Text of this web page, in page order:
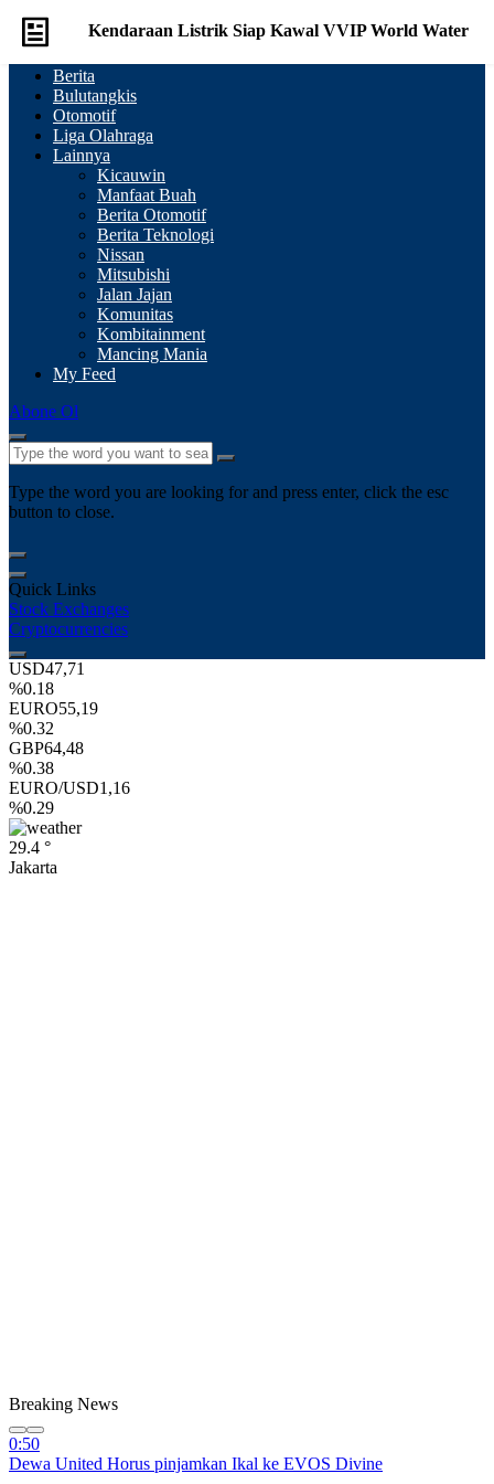
Berita
Bulutangkis
Otomotif
Liga Olahraga
Lainnya
Kicauwin
Manfaat Buah
Berita Otomotif
Berita Teknologi
Nissan
Mitsubishi
Jalan Jajan
Komunitas
Kombitainment
Mancing Mania
My Feed
Abone Ol
Type the word you are looking for and press enter, click the esc
button to close.
Quick Links
Stock Exchanges
Cryptocurrencies
USD47,71
%0.18
EURO55,19
%0.32
GBP64,48
%0.38
EURO/USD1,16
%0.29
29.4 °
Jakarta
Breaking News
0:50
Dewa United Horus pinjamkan Ikal ke EVOS Divine
Kendaraan Listrik Siap Kawal VVIP World Water
Forum ke-10
Comment